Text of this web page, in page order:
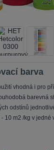
barva
vhodná i pro
barevná
odstínů
10 m2 /kg v jedné